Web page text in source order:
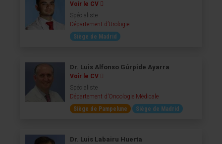
Voir le CV
Spécialiste
Département d’Urologie
Siège de Madrid
Dr. Luis Alfonso Gúrpide Ayarra
Voir le CV
Spécialiste
Département d’Oncologie Médicale
Siège de Pampelune
Siège de Madrid
Dr. Luis Labairu Huerta